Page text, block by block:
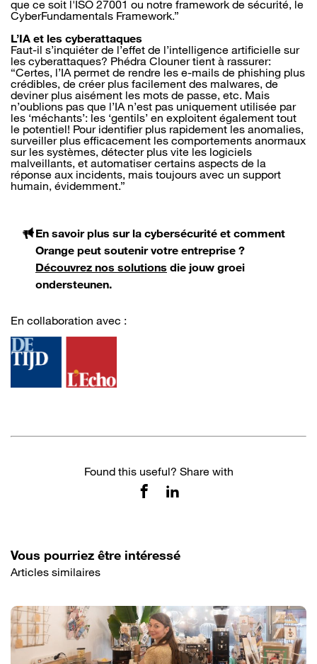
que ce soit l'ISO 27001 ou notre framework de sécurité, le
CyberFundamentals Framework.”
L’IA et les cyberattaques
Faut-il s’inquiéter de l’effet de l’intelligence artificielle sur
les cyberattaques? Phédra Clouner tient à rassurer:
“Certes, l’IA permet de rendre les e-mails de phishing plus
crédibles, de créer plus facilement des malwares, de
deviner plus aisément les mots de passe, etc. Mais
n’oublions pas que l’IA n’est pas uniquement utilisée par
les ‘méchants’: les ‘gentils’ en exploitent également tout
le potentiel! Pour identifier plus rapidement les anomalies,
surveiller plus efficacement les comportements anormaux
sur les systèmes, détecter plus vite les logiciels
malveillants, et automatiser certains aspects de la
réponse aux incidents, mais toujours avec un support
humain, évidemment.”
En savoir plus sur la cybersécurité et comment
Orange peut soutenir votre entreprise ?
Découvrez nos solutions die jouw groei
ondersteunen.
En collaboration avec :
Found this useful? Share with
Vous pourriez être intéressé
Articles similaires